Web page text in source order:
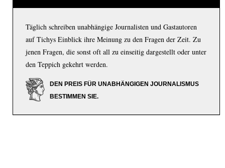
Täglich schreiben unabhängige Journalisten und Gastautoren
auf Tichys Einblick ihre Meinung zu den Fragen der Zeit. Zu
jenen Fragen, die sonst oft all zu einseitig dargestellt oder unter
den Teppich gekehrt werden.
DEN PREIS FÜR UNABHÄNGIGEN JOURNALISMUS
BESTIMMEN SIE.